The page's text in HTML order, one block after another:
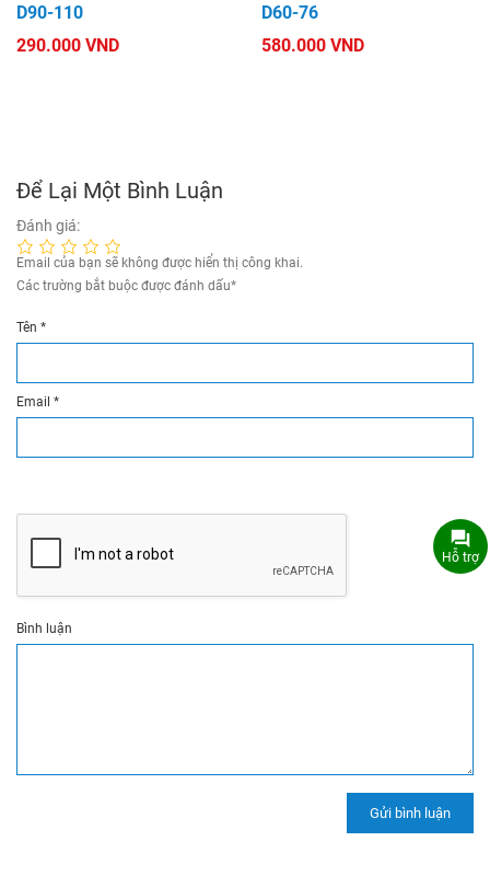
D90-110
290.000 VND
D60-76
580.000 VND
Để Lại Một Bình Luận
Đánh giá:
Email của bạn sẽ không được hiển thị công khai.
Các trường bắt buộc được đánh dấu*
Tên *
Email *
Bình luận
Hỗ trợ